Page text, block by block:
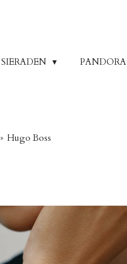
SIERADEN PANDORA
» Hugo Boss